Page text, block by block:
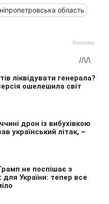
область